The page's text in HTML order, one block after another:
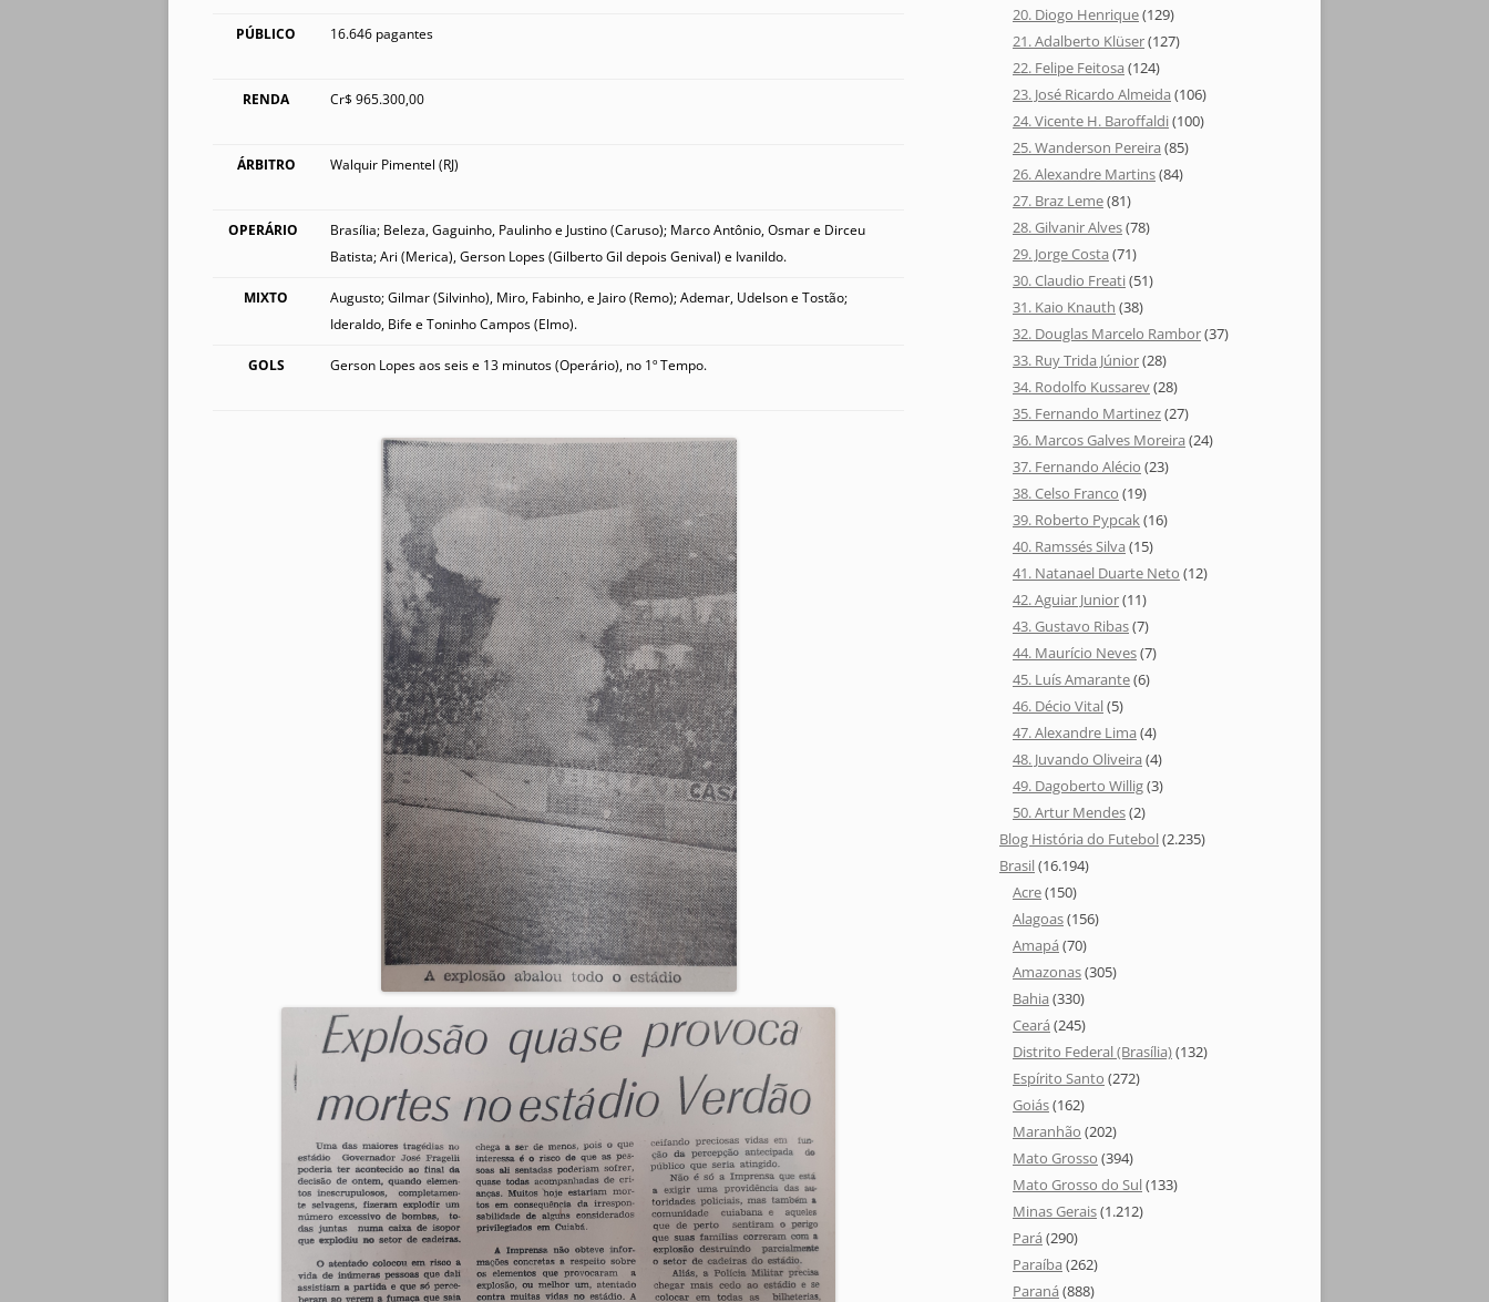
PÚBLICO 16.646 pagantes
RENDA Cr$ 965.300,00
ÁRBITRO Walquir Pimentel (RJ)
OPERÁRIO
Brasília; Beleza, Gaguinho, Paulinho e Justino (Caruso); Marco Antônio, Osmar e Dirceu
Batista; Ari (Merica), Gerson Lopes (Gilberto Gil depois Genival) e Ivanildo.
MIXTO
Augusto; Gilmar (Silvinho), Miro, Fabinho, e Jairo (Remo); Ademar, Udelson e Tostão;
Ideraldo, Bife e Toninho Campos (Elmo).
GOLS Gerson Lopes aos seis e 13 minutos (Operário), no 1º Tempo.
20. Diogo Henrique(129)
21. Adalberto Klüser(127)
22. Felipe Feitosa (124)
23. José Ricardo Almeida (106)
24. Vicente H. Baroffaldi(100)
25. Wanderson Pereira (85)
26. Alexandre Martins(84)
27. Braz Leme(81)
28. Gilvanir Alves(78)
29. Jorge Costa (71)
30. Claudio Freati(51)
31. Kaio Knauth (38)
32. Douglas Marcelo Rambor(37)
33. Ruy Trida Júnior(28)
34. Rodolfo Kussarev(28)
35. Fernando Martinez(27)
36. Marcos Galves Moreira (24)
37. Fernando Alécio (23)
38. Celso Franco (19)
39. Roberto Pypcak(16)
40. Ramssés Silva (15)
41. Natanael Duarte Neto (12)
42. Aguiar Junior(11)
43. Gustavo Ribas(7)
44. Maurício Neves(7)
45. Luís Amarante(6)
46. Décio Vital(5)
47. Alexandre Lima (4)
48. Juvando Oliveira (4)
49. Dagoberto Willig(3)
50. Artur Mendes(2)
Blog História do Futebol(2.235)
Brasil(16.194)
Acre(150)
Alagoas(156)
Amapá (70)
Amazonas(305)
Bahia (330)
Ceará (245)
Distrito Federal (Brasília)(132)
Espírito Santo (272)
Goiás(162)
Maranhão (202)
Mato Grosso (394)
Mato Grosso do Sul(133)
Minas Gerais(1.212)
Pará (290)
Paraíba (262)
Paraná (888)